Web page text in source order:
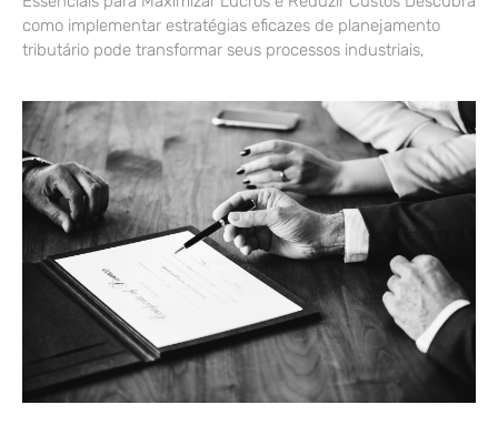
como implementar estratégias eficazes de planejamento
tributário pode transformar seus processos industriais,